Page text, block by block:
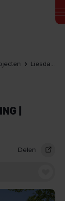
Liesdaal Maren-kessel
|
Delen